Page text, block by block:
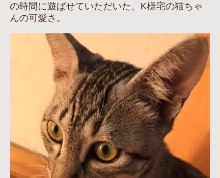
の時間に遊ばせていただいた、K様宅の猫ちゃ
んの可愛さ。